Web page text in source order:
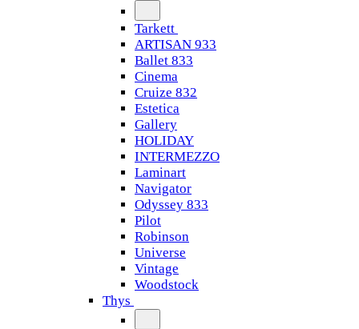
Tarkett
ARTISAN 933
Ballet 833
Cinema
Cruize 832
Estetica
Gallery
HOLIDAY
INTERMEZZO
Laminart
Navigator
Odyssey 833
Pilot
Robinson
Universe
Vintage
Woodstock
Thys